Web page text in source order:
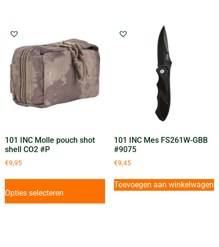
101 INC Molle pouch shot
shell CO2 #P
€9,95
Opties selecteren
101 INC Mes FS261W-GBB
#9075
€9,45
Toevoegen aan winkelwagen